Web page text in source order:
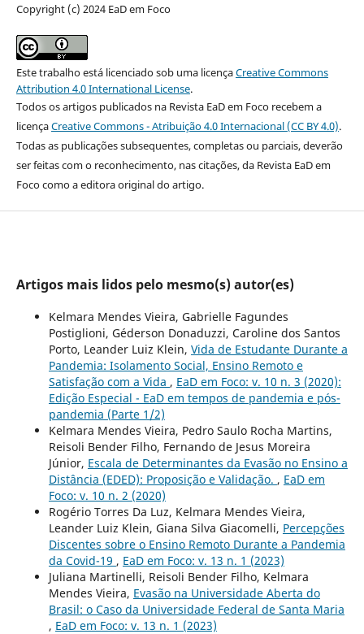
Copyright (c) 2024 EaD em Foco
Este trabalho está licenciado sob uma licençaCreative Commons
Attribution 4.0 International License.
Todos os artigos publicados na Revista EaD em Foco recebem a
licençaCreative Commons - Atribuição 4.0 Internacional (CC BY 4.0).
Todas as publicações subsequentes, completas ou parciais, deverão
ser feitas com o reconhecimento, nas citações, da Revista EaD em
Foco como a editora original do artigo.
Artigos mais lidos pelo mesmo(s) autor(es)
Kelmara Mendes Vieira, Gabrielle Fagundes
Postiglioni, Géderson Donaduzzi, Caroline dos Santos
Porto, Leander Luiz Klein, Vida de Estudante Durante a
Pandemia: Isolamento Social, Ensino Remoto e
Satisfação com a Vida , EaD em Foco: v. 10 n. 3 (2020):
Edição Especial - EaD em tempos de pandemia e pós-
pandemia (Parte 1/2)
Kelmara Mendes Vieira, Pedro Saulo Rocha Martins,
Reisoli Bender Filho, Fernando de Jesus Moreira
Júnior, Escala de Determinantes da Evasão no Ensino a
Distância (EDED): Proposição e Validação. , EaD em
Foco: v. 10 n. 2 (2020)
Rogério Torres Da Luz, Kelmara Mendes Vieira,
Leander Luiz Klein, Giana Silva Giacomelli, Percepções
Discentes sobre o Ensino Remoto Durante a Pandemia
da Covid-19 , EaD em Foco: v. 13 n. 1 (2023)
Juliana Martinelli, Reisoli Bender Filho, Kelmara
Mendes Vieira, Evasão na Universidade Aberta do
Brasil: o Caso da Universidade Federal de Santa Maria
, EaD em Foco: v. 13 n. 1 (2023)